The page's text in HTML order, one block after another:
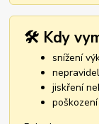
🛠️ Kdy
snížení
jiskření